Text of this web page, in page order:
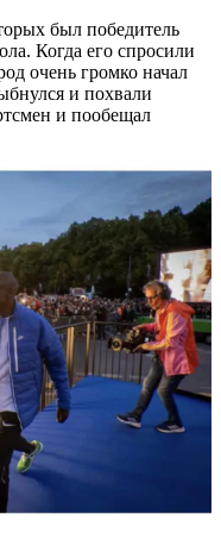
был победитель
Когда его спросили
очень громко начал
и похвали
и пообещал